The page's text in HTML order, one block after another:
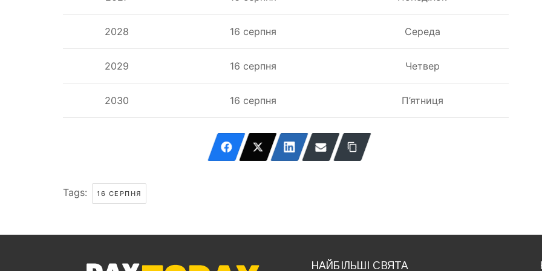
2028 16 серпня Середа
2029 16 серпня Четвер
2030 16 серпня П’ятниця
Tags: 16 СЕРПНЯ
НАЙБІЛЬШІ СВЯТА